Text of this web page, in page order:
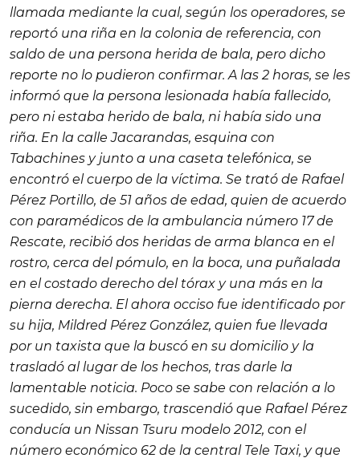
llamada mediante la cual, según los operadores, se
reportó una riña en la colonia de referencia, con
saldo de una persona herida de bala, pero dicho
reporte no lo pudieron confirmar. A las 2 horas, se les
informó que la persona lesionada había fallecido,
pero ni estaba herido de bala, ni había sido una
riña. En la calle Jacarandas, esquina con
Tabachines y junto a una caseta telefónica, se
encontró el cuerpo de la víctima. Se trató de Rafael
Pérez Portillo, de 51 años de edad, quien de acuerdo
con paramédicos de la ambulancia número 17 de
Rescate, recibió dos heridas de arma blanca en el
rostro, cerca del pómulo, en la boca, una puñalada
en el costado derecho del tórax y una más en la
pierna derecha. El ahora occiso fue identificado por
su hija, Mildred Pérez González, quien fue llevada
por un taxista que la buscó en su domicilio y la
trasladó al lugar de los hechos, tras darle la
lamentable noticia. Poco se sabe con relación a lo
sucedido, sin embargo, trascendió que Rafael Pérez
conducía un Nissan Tsuru modelo 2012, con el
número económico 62 de la central Tele Taxi, y que